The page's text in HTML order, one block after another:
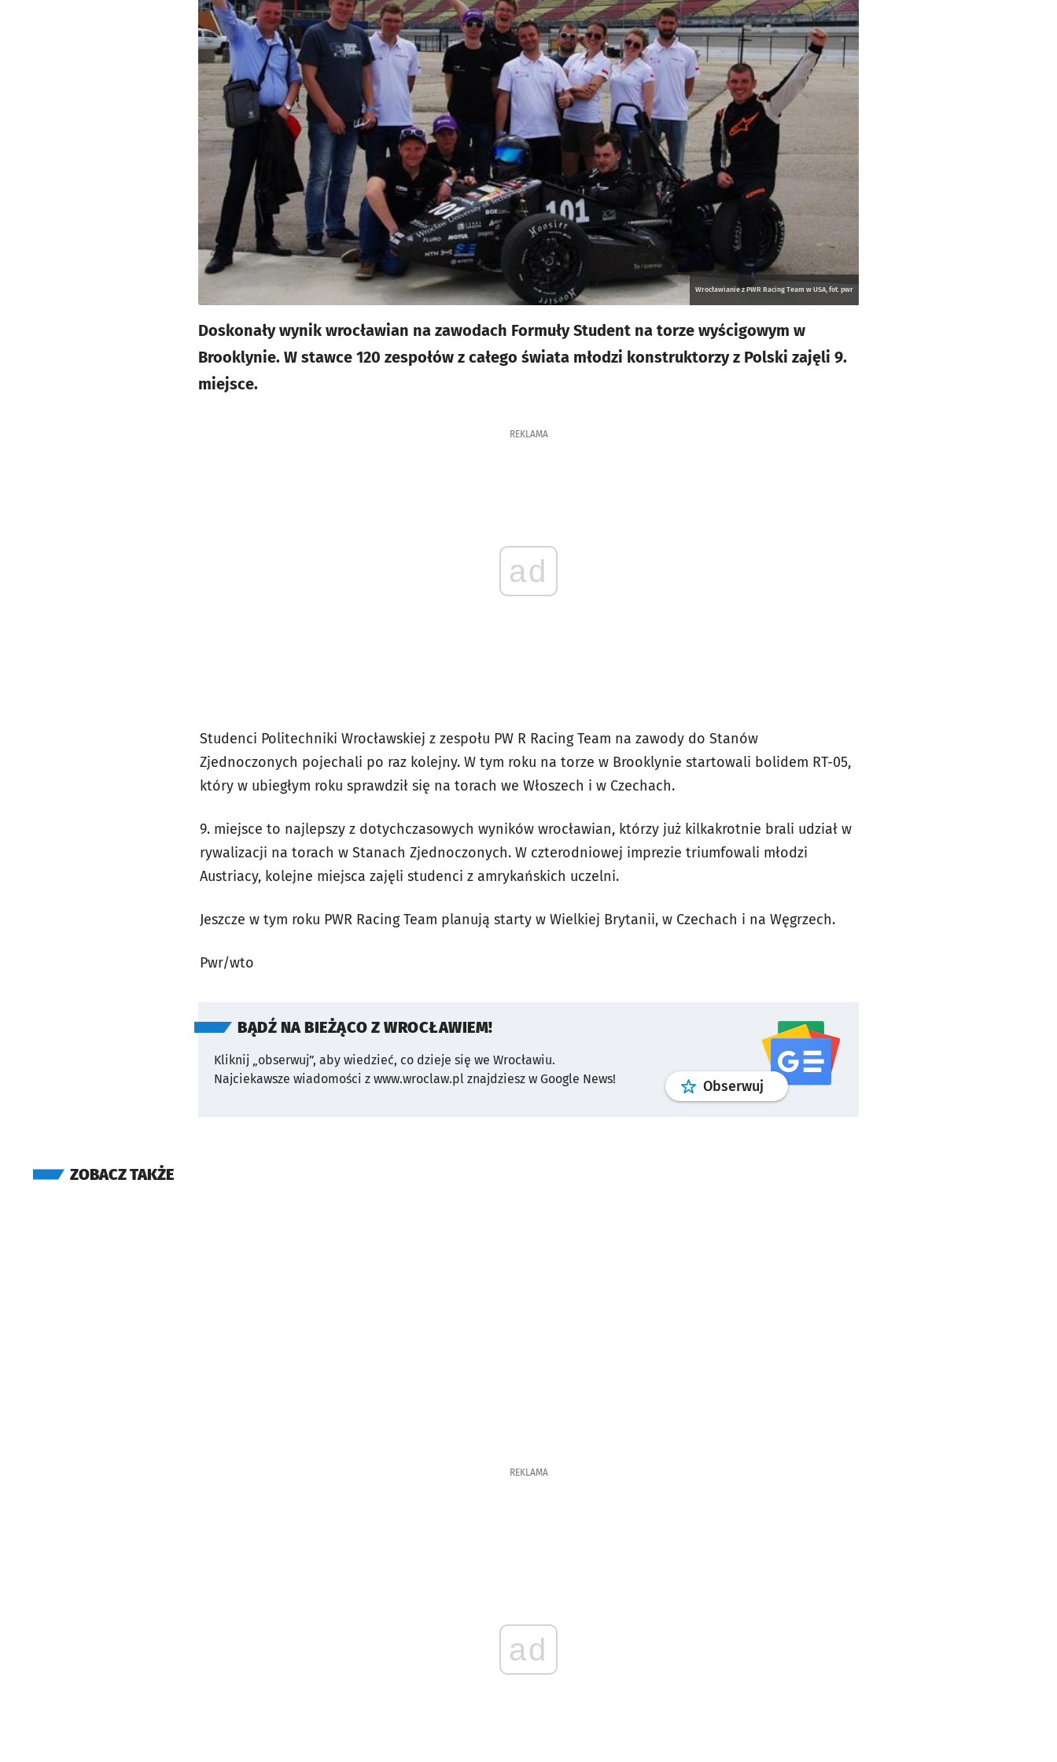
Wrocławianie z PWR Racing Team w USA, fot. pwr
Doskonały wynik wrocławian na zawodach Formuły Student na torze wyścigowym w
Brooklynie. W stawce 120 zespołów z całego świata młodzi konstruktorzy z Polski zajęli 9.
miejsce.
REKLAMA
ad
Studenci Politechniki Wrocławskiej z zespołu PW R Racing Team na zawody do Stanów
Zjednoczonych pojechali po raz kolejny. W tym roku na torze w Brooklynie startowali bolidem RT-05,
który w ubiegłym roku sprawdził się na torach we Włoszech i w Czechach.
9. miejsce to najlepszy z dotychczasowych wyników wrocławian, którzy już kilkakrotnie brali udział w
rywalizacji na torach w Stanach Zjednoczonych. W czterodniowej imprezie triumfowali młodzi
Austriacy, kolejne miejsca zajęli studenci z amrykańskich uczelni.
Jeszcze w tym roku PWR Racing Team planują starty w Wielkiej Brytanii, w Czechach i na Węgrzech.
Pwr/wto
BĄDŹ NA BIEŻĄCO Z WROCŁAWIEM!
Kliknij „obserwuj”, aby wiedzieć, co dzieje się we Wrocławiu.
Najciekawsze wiadomości z www.wroclaw.pl znajdziesz w Google News!
Obserwuj profilgoogle news
ZOBACZ TAKŻE
REKLAMA
ad